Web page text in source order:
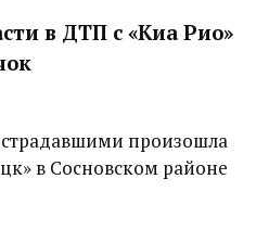
в ДТП с «Киа Рио»
произошла
в Сосновском районе